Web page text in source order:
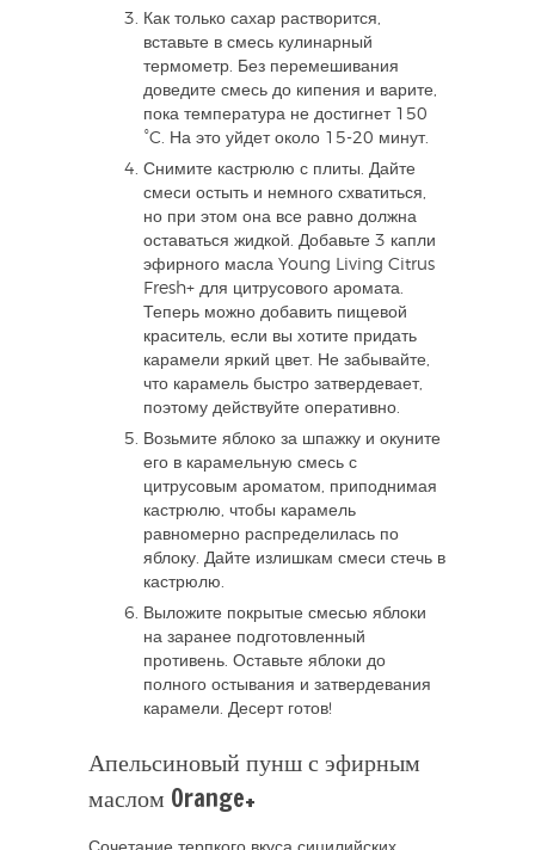
Как только сахар растворится,
вставьте в смесь кулинарный
термометр. Без перемешивания
доведите смесь до кипения и варите,
пока температура не достигнет 150
°C. На это уйдет около 15-20 минут.
Снимите кастрюлю с плиты. Дайте
смеси остыть и немного схватиться,
но при этом она все равно должна
оставаться жидкой. Добавьте 3 капли
эфирного масла Young Living Citrus
Fresh+ для цитрусового аромата.
Теперь можно добавить пищевой
краситель, если вы хотите придать
карамели яркий цвет. Не забывайте,
что карамель быстро затвердевает,
поэтому действуйте оперативно.
Возьмите яблоко за шпажку и окуните
его в карамельную смесь с
цитрусовым ароматом, приподнимая
кастрюлю, чтобы карамель
равномерно распределилась по
яблоку. Дайте излишкам смеси стечь в
кастрюлю.
Выложите покрытые смесью яблоки
на заранее подготовленный
противень. Оставьте яблоки до
полного остывания и затвердевания
карамели. Десерт готов!
Апельсиновый пунш с эфирным
маслом Orange+